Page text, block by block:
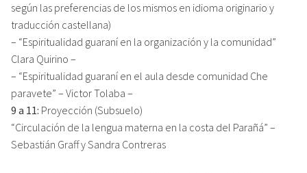
según las preferencias de los mismos en idioma originario y
traducción castellana)
– “Espiritualidad guaraní en la organización y la comunidad”
Clara Quirino –
– “Espiritualidad guaraní en el aula desde comunidad Che
paravete” – Victor Tolaba –
9 a 11: Proyección (Subsuelo)
“Circulación de la lengua materna en la costa del Parañá” –
Sebastián Graff y Sandra Contreras